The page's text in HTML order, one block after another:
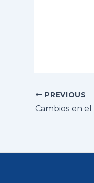
Post
navigation
PREVIOUS